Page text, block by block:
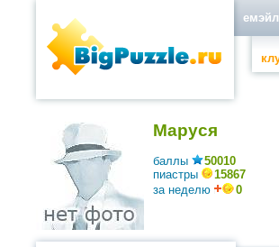
Маруся
баллы
50010
пиастры
15867
за неделю
0